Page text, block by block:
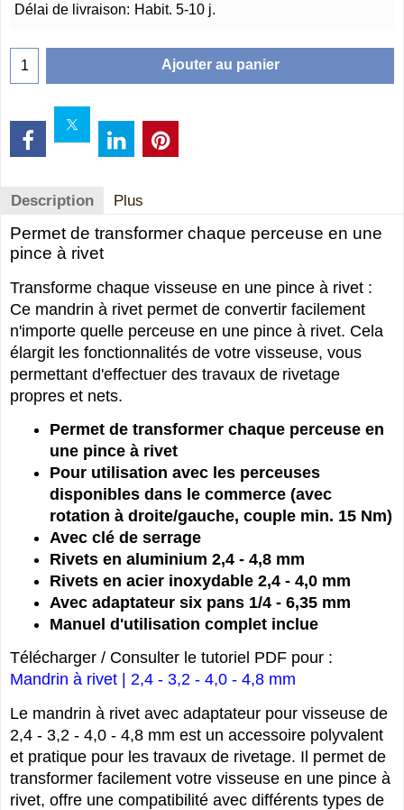
Délai de livraison: Habit. 5-10 j.
Ajouter au panier
Description Plus
Permet de transformer chaque perceuse en une
pince à rivet
Transforme chaque visseuse en une pince à rivet :
Ce mandrin à rivet permet de convertir facilement
n'importe quelle perceuse en une pince à rivet. Cela
élargit les fonctionnalités de votre visseuse, vous
permettant d'effectuer des travaux de rivetage
propres et nets.
Permet de transformer chaque perceuse en
une pince à rivet
Pour utilisation avec les perceuses
disponibles dans le commerce (avec
rotation à droite/gauche, couple min. 15 Nm)
Avec clé de serrage
Rivets en aluminium 2,4 - 4,8 mm
Rivets en acier inoxydable 2,4 - 4,0 mm
Avec adaptateur six pans 1/4 - 6,35 mm
Manuel d'utilisation complet inclue
Télécharger / Consulter le tutoriel PDF pour :
Mandrin à rivet | 2,4 - 3,2 - 4,0 - 4,8 mm
Le mandrin à rivet avec adaptateur pour visseuse de
2,4 - 3,2 - 4,0 - 4,8 mm est un accessoire polyvalent
et pratique pour les travaux de rivetage. Il permet de
transformer facilement votre visseuse en une pince à
rivet, offre une compatibilité avec différents types de